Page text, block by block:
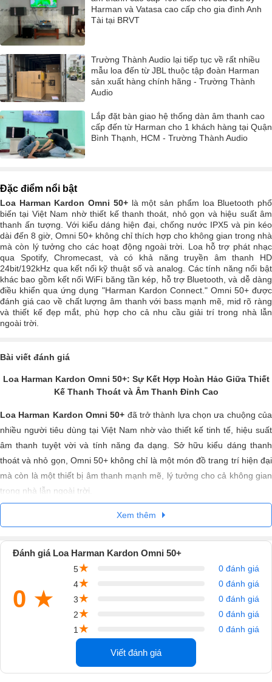
Harman và Vatasa cao cấp cho gia đình Anh
Tài tại BRVT
Trường Thành Audio lại tiếp tục về rất nhiều
mẫu loa đến từ JBL thuộc tập đoàn Harman
sản xuất hàng chính hãng - Trường Thành
Audio
Lắp đặt bàn giao hệ thống dàn âm thanh cao
cấp đến từ Harman cho 1 khách hàng tại Quận
Bình Thạnh, HCM - Trường Thành Audio
Đặc điểm nổi bật
Loa Harman Kardon Omni 50+là một sản phẩm loa Bluetooth phổ
biến tại Việt Nam nhờ thiết kế thanh thoát, nhỏ gọn và hiệu suất âm
thanh ấn tượng. Với kiểu dáng hiện đại, chống nước IPX5 và pin kéo
dài đến 8 giờ, Omni 50+ không chỉ thích hợp cho không gian trong nhà
mà còn lý tưởng cho các hoạt động ngoài trời. Loa hỗ trợ phát nhạc
qua Spotify, Chromecast, và có khả năng truyền âm thanh HD
24bit/192kHz qua kết nối kỹ thuật số và analog. Các tính năng nổi bật
khác bao gồm kết nối WiFi băng tần kép, hỗ trợ Bluetooth, và dễ dàng
điều khiển qua ứng dụng "Harman Kardon Connect." Omni 50+ được
đánh giá cao về chất lượng âm thanh với bass mạnh mẽ, mid rõ ràng
và thiết kế đẹp mắt, phù hợp cho cả nhu cầu giải trí trong nhà lẫn
ngoài trời.
Bài viết đánh giá
Loa Harman Kardon Omni 50+: Sự Kết Hợp Hoàn Hảo Giữa Thiết
Kế Thanh Thoát và Âm Thanh Đỉnh Cao
Loa Harman Kardon Omni 50+ đã trở thành lựa chọn ưa chuộng của
nhiều người tiêu dùng tại Việt Nam nhờ vào thiết kế tinh tế, hiệu suất
âm thanh tuyệt vời và tính năng đa dạng. Sở hữu kiểu dáng thanh
thoát và nhỏ gọn, Omni 50+ không chỉ là một món đồ trang trí hiện đại
mà còn là một thiết bị âm thanh mạnh mẽ, lý tưởng cho cả không gian
trong nhà lẫn ngoài trời.
Thiết Kế Độc Đáo và Tiện Lợi
Xem thêm
Đánh giá Loa Harman Kardon Omni 50+
0 ★
5★
0 đánh giá
4★
0 đánh giá
3★
0 đánh giá
2★
0 đánh giá
1 ★ 0 đánh giá
Viết đánh giá